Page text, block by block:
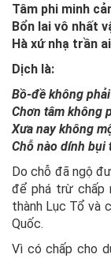
Tâm phi minh
Bổn lai vô nhất
Hà xứ nhạ trần
Dịch là:
Bồ-đề không
Chơn tâm không
Xưa nay không
Chỗ nào dính bụi
Do chỗ đã ngộ
để phá trừ chấp
thành Lục Tổ và
Quốc.
Vì có chấp cho